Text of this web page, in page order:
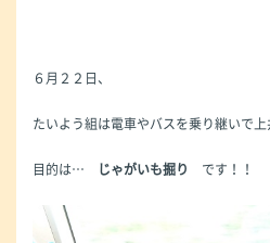
６月２２日、
たいよう組は電車やバスを乗り継いで上
目的は… じゃがいも掘り です！！